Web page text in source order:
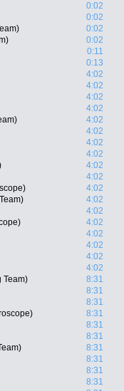
0:02
0:02
0:02
0:02
0:11
0:13
4:02
4:02
4:02
4:02
4:02
4:02
4:02
4:02
4:02
4:02
4:02
4:02
4:02
4:02
4:02
4:02
4:02
4:02
Team)
8:31
8:31
8:31
8:31
8:31
8:31
8:31
8:31
8:31
8:31